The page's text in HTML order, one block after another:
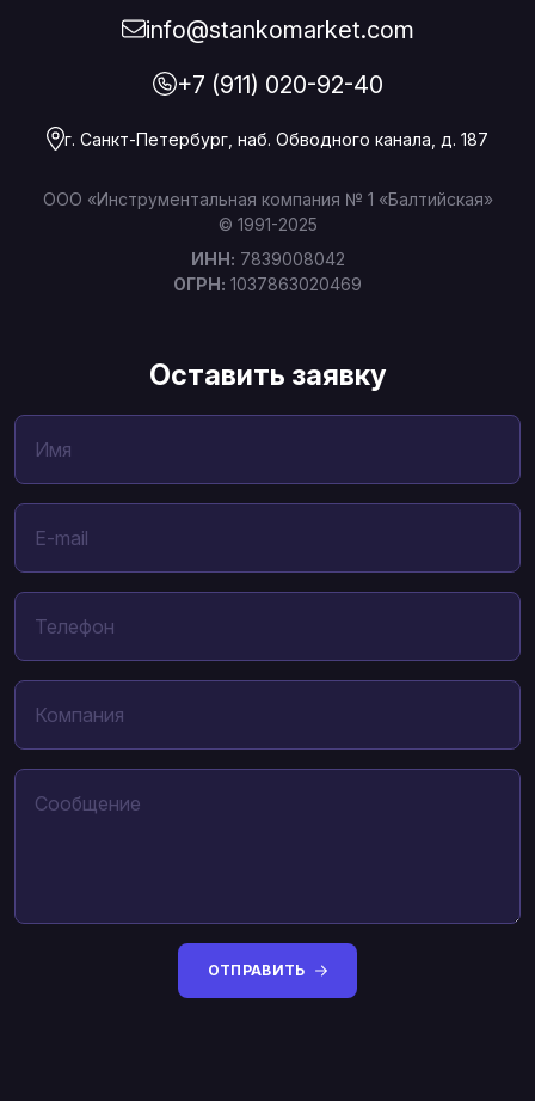
info@stankomarket.com
+7 (911) 020-92-40
г. Санкт-Петербург, наб. Обводного канала, д. 187
ООО «Инструментальная компания № 1 «Балтийская»
© 1991-2025
ИНН: 7839008042
ОГРН: 1037863020469
Оставить заявку
ОТПРАВИТЬ